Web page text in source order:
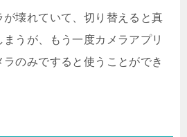
壊れていて、切り替えると真
うが、もう一度カメラアプリ
のみですると使うことができ